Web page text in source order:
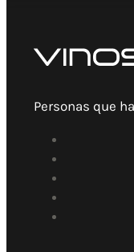
Personas que